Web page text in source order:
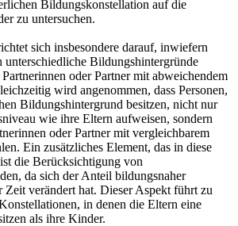
Bildungskonstellation auf die
zu untersuchen.
sich insbesondere darauf, inwiefern
unterschiedliche Bildungshintergründe
oder Partner mit abweichendem
wird angenommen, dass Personen,
Bildungshintergrund besitzen, nicht nur
wie ihre Eltern aufweisen, sondern
oder Partner mit vergleichbarem
Ein zusätzliches Element, das in diese
die Berücksichtigung von
da sich der Anteil bildungsnaher
Zeit verändert hat. Dieser Aspekt führt zu
in denen die Eltern eine
als ihre Kinder.